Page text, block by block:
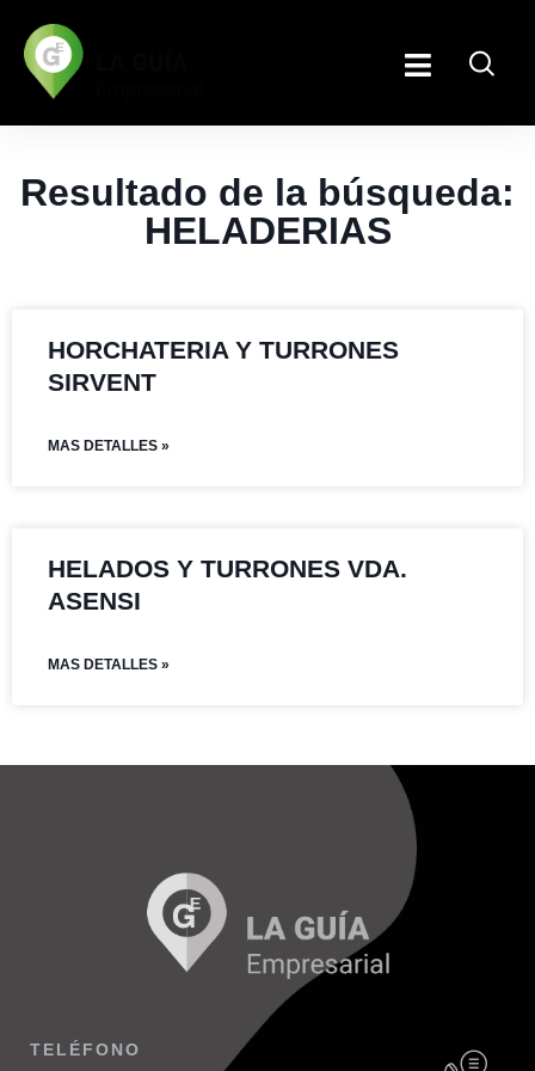
Resultado de la búsqueda:
HELADERIAS
HORCHATERIA Y TURRONES
SIRVENT
MAS DETALLES »
HELADOS Y TURRONES VDA.
ASENSI
MAS DETALLES »
TELÉFONO